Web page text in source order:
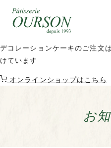
デコレーションケーキのご注文
けています
オンラインショップはこちら
お